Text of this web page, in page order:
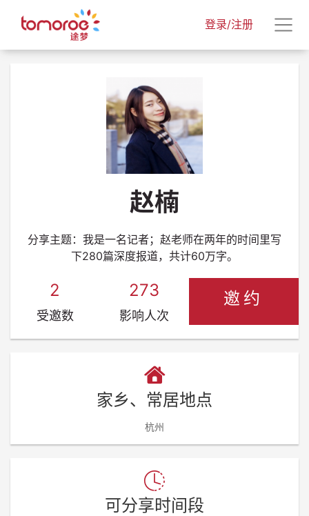
登录/注册
赵楠
分享主题：我是一名记者；赵老师在两年的时间里写
下280篇深度报道，共计60万字。
2
受邀数
273
影响人次
邀约
家乡、常居地点
杭州
可分享时间段